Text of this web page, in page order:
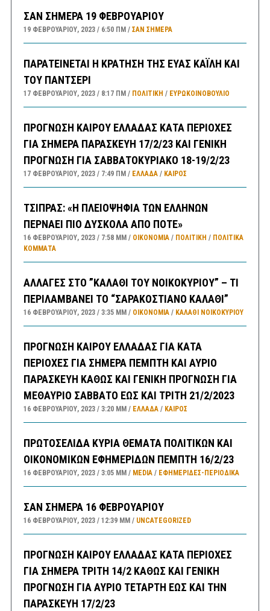
ΣΑΝ ΣΗΜΕΡΑ 19 ΦΕΒΡΟΥΑΡΙΟΥ
19 ΦΕΒΡΟΥΑΡΊΟΥ, 2023 6:50 ΠΜ ΣΑΝ ΣΉΜΕΡΑ
ΠΑΡΑΤΕΙΝΕΤΑΙ Η ΚΡΑΤΗΣΗ ΤΗΣ ΕΥΑΣ ΚΑΪΛΗ ΚΑΙ
ΤΟΥ ΠΑΝΤΣΕΡΙ
17 ΦΕΒΡΟΥΑΡΊΟΥ, 2023 8:17 ΠΜ ΠΟΛΙΤΙΚΗ / ΕΥΡΩΚΟΙΝΟΒΟΥΛΙΟ
ΠΡΟΓΝΩΣΗ ΚΑΙΡΟΥ ΕΛΛΑΔΑΣ ΚΑΤΑ ΠΕΡΙΟΧΕΣ
ΓΙΑ ΣΗΜΕΡΑ ΠΑΡΑΣΚΕΥΗ 17/2/23 ΚΑΙ ΓΕΝΙΚΗ
ΠΡΟΓΝΩΣΗ ΓΙΑ ΣΑΒΒΑΤΟΚΥΡΙΑΚΟ 18-19/2/23
17 ΦΕΒΡΟΥΑΡΊΟΥ, 2023 7:49 ΠΜ ΕΛΛΑΔA/ ΚΑΙΡΌΣ
ΤΣΙΠΡΑΣ: «Η ΠΛΕΙΟΨΗΦΙΑ ΤΩΝ ΕΛΛΗΝΩΝ
ΠΕΡΝΑΕΙ ΠΙΟ ΔΥΣΚΟΛΑ ΑΠΟ ΠΟΤΕ»
16 ΦΕΒΡΟΥΑΡΊΟΥ, 2023 7:58 ΜΜ ΟΙΚΟΝΟΜΙΑ/ ΠΟΛΙΤΙΚΗ / ΠΟΛΙΤΙΚΆ
ΚΌΜΜΑΤΑ
ΑΛΛΑΓΕΣ ΣΤΟ ”ΚΑΛΑΘΙ ΤΟΥ ΝΟΙΚΟΚΥΡΙΟΥ” – ΤΙ
ΠΕΡΙΛΑΜΒΑΝΕΙ ΤΟ “ΣΑΡΑΚΟΣΤΙΑΝΟ ΚΑΛΑΘΙ”
16 ΦΕΒΡΟΥΑΡΊΟΥ, 2023 3:35 ΜΜ ΟΙΚΟΝΟΜΙΑ/ ΚΑΛΑΘΙ ΝΟΙΚΟΚΥΡΙΟΥ
ΠΡΟΓΝΩΣΗ ΚΑΙΡΟΥ ΕΛΛΑΔΑΣ ΓΙΑ ΚΑΤΑ
ΠΕΡΙΟΧΕΣ ΓΙΑ ΣΗΜΕΡΑ ΠΕΜΠΤΗ ΚΑΙ ΑΥΡΙΟ
ΠΑΡΑΣΚΕΥΗ ΚΑΘΩΣ ΚΑΙ ΓΕΝΙΚΗ ΠΡΟΓΝΩΣΗ ΓΙΑ
ΜΕΘΑΥΡΙΟ ΣΑΒΒΑΤΟ ΕΩΣ ΚΑΙ ΤΡΙΤΗ 21/2/2023
16 ΦΕΒΡΟΥΑΡΊΟΥ, 2023 3:20 ΜΜ ΕΛΛΑΔA/ ΚΑΙΡΌΣ
ΠΡΩΤΟΣΕΛΙΔΑ ΚΥΡΙΑ ΘΕΜΑΤΑ ΠΟΛΙΤΙΚΩΝ ΚΑΙ
ΟΙΚΟΝΟΜΙΚΩΝ ΕΦΗΜΕΡΙΔΩΝ ΠΕΜΠΤΗ 16/2/23
16 ΦΕΒΡΟΥΑΡΊΟΥ, 2023 3:05 ΜΜ MEDIA/ ΕΦΗΜΕΡΊΔΕΣ-ΠΕΡΙΟΔΙΚΆ
ΣΑΝ ΣΗΜΕΡΑ 16 ΦΕΒΡΟΥΑΡΙΟΥ
16 ΦΕΒΡΟΥΑΡΊΟΥ, 2023 12:39 ΜΜ UNCATEGORIZED
ΠΡΟΓΝΩΣΗ ΚΑΙΡΟΥ ΕΛΛΑΔΑΣ ΚΑΤΑ ΠΕΡΙΟΧΕΣ
ΓΙΑ ΣΗΜΕΡΑ ΤΡΙΤΗ 14/2 ΚΑΘΩΣ ΚΑΙ ΓΕΝΙΚΗ
ΠΡΟΓΝΩΣΗ ΓΙΑ ΑΥΡΙΟ ΤΕΤΑΡΤΗ ΕΩΣ ΚΑΙ ΤΗΝ
ΠΑΡΑΣΚΕΥΗ 17/2/23